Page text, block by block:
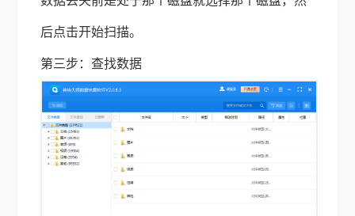
后点击开始扫描。
第三步：查找数据